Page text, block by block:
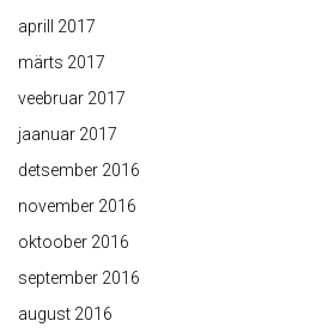
aprill 2017
märts 2017
veebruar 2017
jaanuar 2017
detsember 2016
november 2016
oktoober 2016
september 2016
august 2016